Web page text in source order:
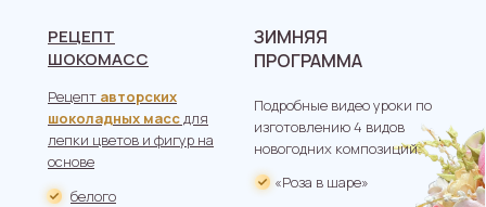
РЕЦЕПТ
ШОКОМАСС
Рецепт авторских
шоколадных массдля
лепки цветов и фигур на
основе
белого
ЗИМНЯЯ
ПРОГРАММА
Подробные видео уроки по
изготовлению 4 видов
новогодних композиций:
«Роза в шаре»